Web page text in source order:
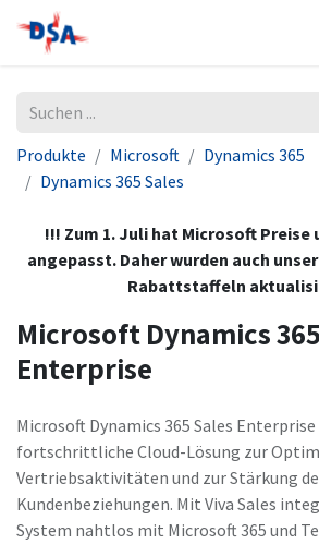
Produkte Microsoft
Dynamics 365
Dynamics 365 Sales
!!! Zum 1. Juli hat Microsoft Preise
angepasst. Daher wurden auch
Rabattstaffeln
Microsoft Dynamics
Enterprise
Microsoft Dynamics 365 Sales
fortschrittliche Cloud-Lösung zur
Vertriebsaktivitäten und zur Stärkung
Kundenbeziehungen. Mit Viva Sales
System nahtlos mit Microsoft 365 und